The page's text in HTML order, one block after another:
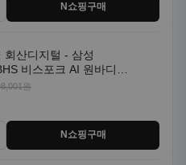
N쇼핑구매
회산디지털 - 삼성
비스포크 AI 원바디
동투입 1등급
원
N쇼핑구매